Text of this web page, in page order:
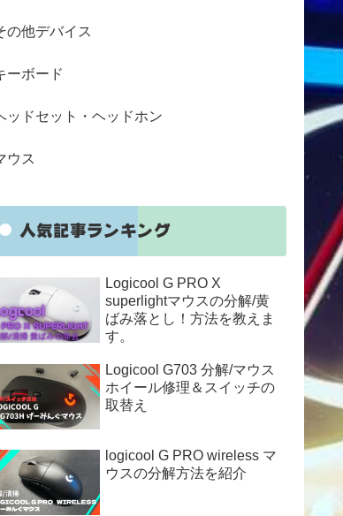
の他デバイス
ーボード
ッドセット・ヘッドホン
ウス
人気記事ランキング
Logicool G PRO X
superlightマウスの分解/黄
ばみ落とし！方法を教えま
す。
Logicool G703 分解/マウス
ホイール修理＆スイッチの
取替え
logicool G PRO wireless マ
ウスの分解方法を紹介